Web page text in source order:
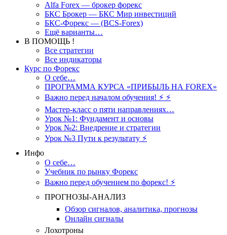
Alfa Forex — брокер форекс
БКС Брокер — БКС Мир инвестиций
БКС-Форекс — (BCS-Forex)
Ещё варианты…
В ПОМОЩЬ !
Все стратегии
Все индикаторы
Курс по Форекс
О себе…
ПРОГРАММА КУРСА «ПРИБЫЛЬ НА FOREX»
Важно перед началом обучения! ⚡ ⚡
Мастер-класс о пяти направлениях…
Урок №1: Фундамент и основы
Урок №2: Внедрение и стратегии
Урок №3 Пути к результату ⚡️
Инфо
О себе…
Учебник по рынку Форекс
Важно перед обучением по форекс! ⚡
ПРОГНОЗЫ-АНАЛИЗ
Обзор сигналов, аналитика, прогнозы
Онлайн сигналы
Лохотроны